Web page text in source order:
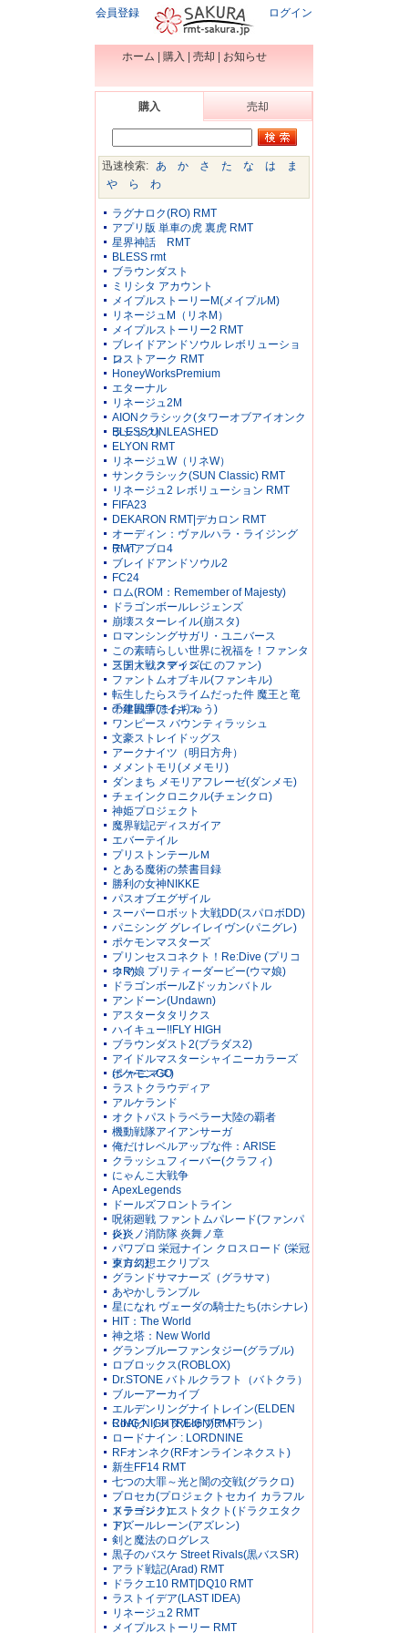
会員登録 ログイン
ホーム 購入 売却 お知らせ
購入 売却
迅速検索: あ か さ た な は
ま
や
ら わ
ラグナロク(RO) RMT
アプリ版 単車の虎 裏虎 RMT
星界神話 RMT
BLESS rmt
ブラウンダスト
ミリシタ アカウント
メイプルストーリーM(メイプルM)
リネージュM（リネM）
メイプルストーリー2 RMT
ブレイドアンドソウル レボリューショ
ン
ロストアーク RMT
HoneyWorksPremium
エターナル
リネージュ2M
AIONクラシック(タワーオブアイオンク
ラシック)
BLESS UNLEASHED
ELYON RMT
リネージュW（リネW）
サンクラシック(SUN Classic) RMT
リネージュ2 レボリューション RMT
FIFA23
DEKARON RMT|デカロン RMT
オーディン：ヴァルハラ・ライジング
RMT
ディアブロ4
ブレイドアンドソウル2
FC24
ロム(ROM：Remember of Majesty)
ドラゴンボールレジェンズ
崩壊スターレイル(崩スタ)
ロマンシングサガリ・ユニバース
この素晴らしい世界に祝福を！ファンタ
スティックデイズ(このファン)
三国大戦スマッシュ
ファントムオブキル(ファンキル)
転生したらスライムだった件 魔王と竜
の建国譚(まおりゅう)
千年戦争アイギス
ワンピース バウンティラッシュ
文豪ストレイドッグス
アークナイツ（明日方舟）
メメントモリ(メメモリ)
ダンまち メモリアフレーゼ(ダンメモ)
チェインクロニクル(チェンクロ)
神姫プロジェクト
魔界戦記ディスガイア
エバーテイル
プリストンテールＭ
とある魔術の禁書目録
勝利の女神NIKKE
パスオブエグザイル
スーパーロボット大戦DD(スパロボDD)
パニシング グレイレイヴン(パニグレ)
ポケモンマスターズ
プリンセスコネクト！Re:Dive (プリコ
ネR)
ウマ娘 プリティーダービー(ウマ娘)
ドラゴンボールZドッカンバトル
アンドーン(Undawn)
アスタータタリクス
ハイキュー!!FLY HIGH
ブラウンダスト2(ブラダス2)
アイドルマスターシャイニーカラーズ
(シャニマス)
ポケモンGO
ラストクラウディア
アルケランド
オクトパストラベラー大陸の覇者
機動戦隊アイアンサーガ
俺だけレベルアップな件：ARISE
クラッシュフィーバー(クラフィ)
にゃんこ大戦争
ApexLegends
ドールズフロントライン
呪術廻戦 ファントムパレード(ファンパ
レ)
炎炎ノ消防隊 炎舞ノ章
パワプロ 栄冠ナイン クロスロード (栄冠
クロス)
東方幻想エクリプス
グランドサマナーズ（グラサマ）
あやかしランブル
星になれ ヴェーダの騎士たち(ホシナレ)
HIT：The World
神之塔：New World
グランブルーファンタジー(グラブル)
ロブロックス(ROBLOX)
Dr.STONE バトルクラフト（バトクラ）
ブルーアーカイブ
エルデンリングナイトレイン(ELDEN
RING NIGHTREIGN)RMT
CoA(クリスタルオブアトラン）
ロードナイン : LORDNINE
RFオンネク(RFオンラインネクスト)
新生FF14 RMT
七つの大罪～光と闇の交戦(グラクロ)
プロセカ(プロジェクトセカイ カラフル
ステージ！)
ドラゴンクエストタクト(ドラクエタク
ト)
アズールレーン(アズレン)
剣と魔法のログレス
黒子のバスケ Street Rivals(黒バスSR)
アラド戦記(Arad) RMT
ドラクエ10 RMT|DQ10 RMT
ラストイデア(LAST IDEA)
リネージュ2 RMT
メイプルストーリー RMT